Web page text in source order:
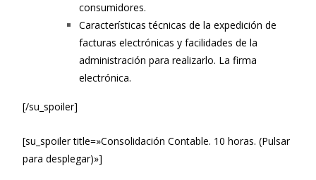
consumidores.
Características técnicas de la expedición de
facturas electrónicas y facilidades de la
administración para realizarlo. La firma
electrónica.
[/su_spoiler]
[su_spoiler title=»Consolidación Contable. 10 horas. (Pulsar
para desplegar)»]